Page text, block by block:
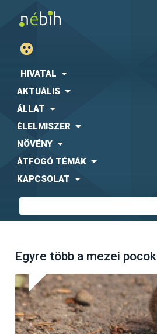
HIVATAL
AKTUÁLIS
ÁLLAT
ÉLELMISZER
NÖVÉNY
ÁTFOGÓ TÉMÁK
KAPCSOLAT
Egyre több a mezei pocok